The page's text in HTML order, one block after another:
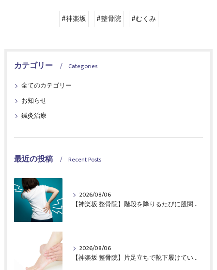
#神楽坂 #整骨院 #むくみ
カテゴリー
Categories
全てのカテゴリー
お知らせ
鍼灸治療
最近の投稿 Recent Posts
2026/08/06
【神楽坂 整骨院】階段を降りるたびに股関節の前側が痛んでいた40代女性の症例報告｜CureSta鍼灸整骨院
2026/08/06
【神楽坂 整骨院】片足立ちで靴下履けていますか？｜CureSta鍼灸整骨院